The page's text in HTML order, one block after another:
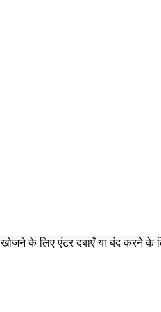
खोजने के लिए एंटर दबाएँ या बंद करने के